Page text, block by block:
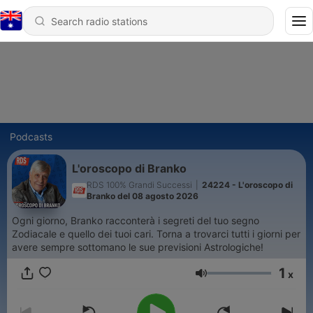
Podcasts
L'oroscopo di Branko
RDS 100% Grandi Successi
24224 - L'oroscopo di
Branko del 08 agosto 2026
Ogni giorno, Branko racconterà i segreti del tuo segno
Zodiacale e quello dei tuoi cari. Torna a trovarci tutti i giorni per
avere sempre sottomano le sue previsioni Astrologiche!
Volume 1 x